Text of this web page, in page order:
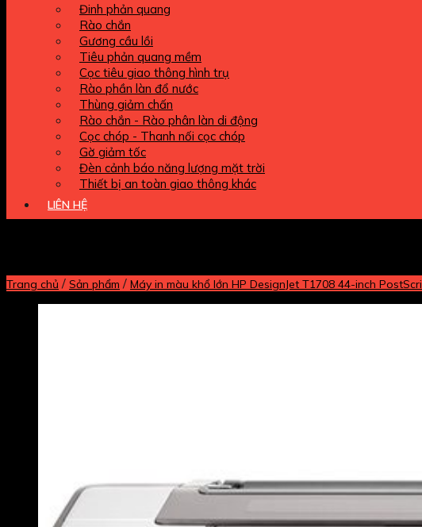
Đinh phản quang
Rào chắn
Gương cầu lồi
Tiêu phản quang mềm
Cọc tiêu giao thông hình trụ
Rào phần làn đổ nước
Thùng giảm chấn
Rào chắn - Rào phân làn di động
Cọc chóp - Thanh nối cọc chóp
Gờ giảm tốc
Đèn cảnh báo năng lượng mặt trời
Thiết bị an toàn giao thông khác
LIÊN HỆ
Trang chủ / Sản phẩm / Máy in màu khổ lớn HP DesignJet T1708 44-inch